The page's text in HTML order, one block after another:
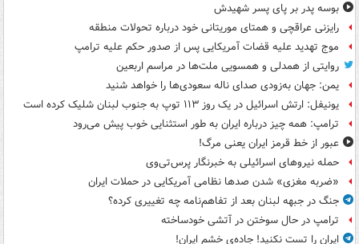
بوسه‌ پدر بر پای پسر شهیدش
رایزنی عراقچی و همتای موریتانی خود درباره تحولات منطقه
موج تهدید علیه قضات آمریکایی پس از صدور حکم علیه ترامپ
روایتی از همدلی و همسویی ملت‌ها در مراسم اربعین
یمن: جهان به‌زودی صدای ناله سعودی‌ها را خواهد شنید
یونیفل: ارتش اسرائیل در یک روز ۱۱۳ توپ به جنوب لبنان شلیک کرده است
ترامپ: همه چیز درباره ایران به طور استثنایی خوب پیش می‌رود
عبور از خط قرمز ایران یعنی مرگ!
حمله نیروهای اسرائیلی به خبرنگار پرس‌تی‌وی
«ضربه مغزی» شدن صدها نظامی آمریکایی در حملات ایران
جنگ در جبهه لبنان بعد از تفاهم‌نامه چه تغییری کرده؟
ترامپ در حال سوختن در آتشی خودساخته
ایران را تست نکنید! جاده‌ی خشم ایران!